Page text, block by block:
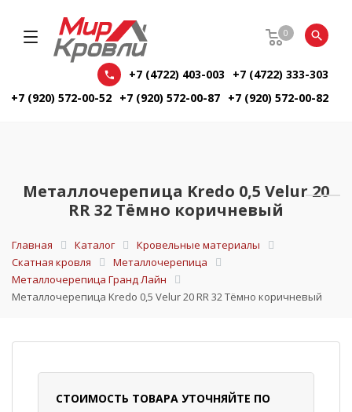
0
+7 (4722) 403-003
+7 (4722) 333-303
+7 (920) 572-00-52 +7 (920) 572-00-87 +7 (920) 572-00-82
Металлочерепица Kredo 0,5 Velur 20
RR 32 Тёмно коричневый
Главная Каталог
Кровельные материалы
Скатная кровля
Металлочерепица
Металлочерепица Гранд Лайн
Металлочерепица Kredo 0,5 Velur 20 RR 32 Тёмно коричневый
СТОИМОСТЬ ТОВАРА УТОЧНЯЙТЕ ПО